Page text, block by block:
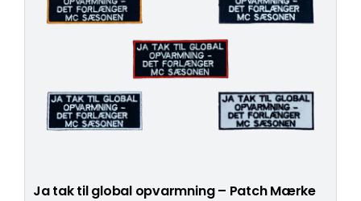
Ja tak til global opvarmning – Patch Mærke